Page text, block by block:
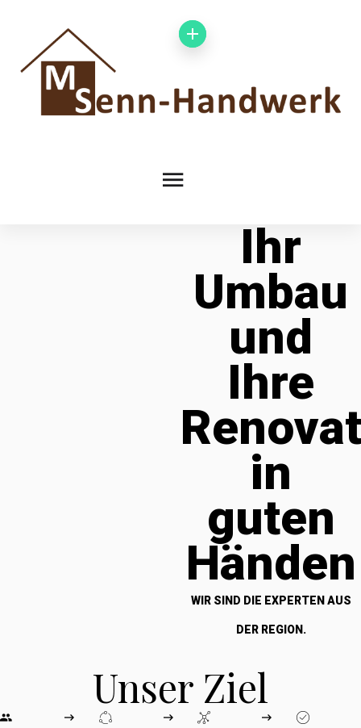
Ihr
Umbau
und
Ihre
in
guten
Händen
WIR SIND DIE EXPERTEN AUS
DER REGION.
Unser Ziel